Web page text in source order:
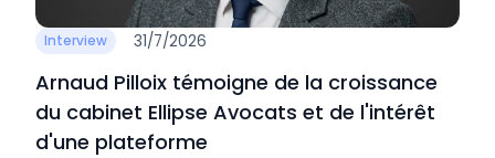
Interview 31/7/2026
Arnaud Pilloix témoigne de la croissance
du cabinet Ellipse Avocats et de l'intérêt
d'une plateforme